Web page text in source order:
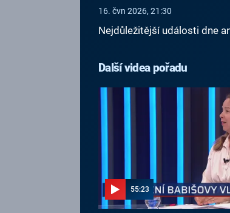
16. čvn 2026, 21:30
Nejdůležitější události dne
Další videa pořadu
55:23